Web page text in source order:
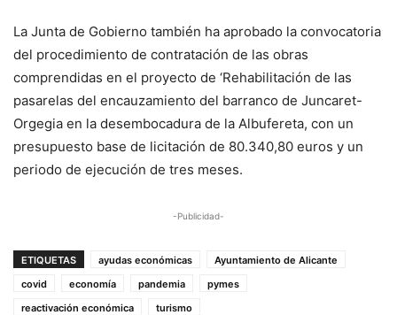
La Junta de Gobierno también ha aprobado la convocatoria
del procedimiento de contratación de las obras
comprendidas en el proyecto de ‘Rehabilitación de las
pasarelas del encauzamiento del barranco de Juncaret-
Orgegia en la desembocadura de la Albufereta, con un
presupuesto base de licitación de 80.340,80 euros y un
periodo de ejecución de tres meses.
-Publicidad-
ETIQUETAS ayudas económicas
Ayuntamiento de Alicante
covid
economía pandemia
pymes
reactivación económica
turismo